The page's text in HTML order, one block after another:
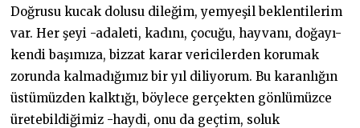
Doğrusu kucak dolusu dileğim, yemyeşil beklentilerim
var. Her şeyi -adaleti, kadını, çocuğu, hayvanı, doğayı-
kendi başımıza, bizzat karar vericilerden korumak
zorunda kalmadığımız bir yıl diliyorum. Bu karanlığın
üstümüzden kalktığı, böylece gerçekten gönlümüzce
üretebildiğimiz -haydi, onu da geçtim, soluk